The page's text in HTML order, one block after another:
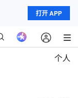
打开 APP
个人